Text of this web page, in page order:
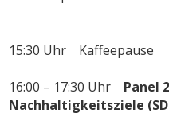
15:30 Uhr Kaffeepause
16:00 – 17:30 Uhr Panel
Nachhaltigkeitsziele